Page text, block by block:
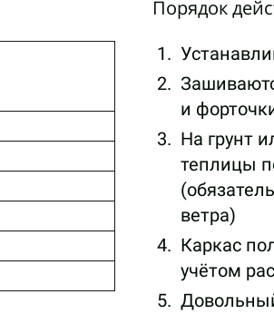
Порядок
и
На грунт
теплицы
ветра)
Каркас
учётом